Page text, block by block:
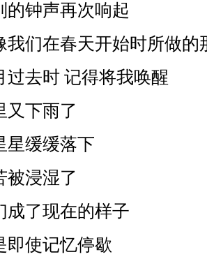
的钟声再次响起
我们在春天开始时所做的
过去时 记得将我唤醒
又下雨了
星缓缓落下
被浸湿了
成了现在的样子
即使记忆停歇